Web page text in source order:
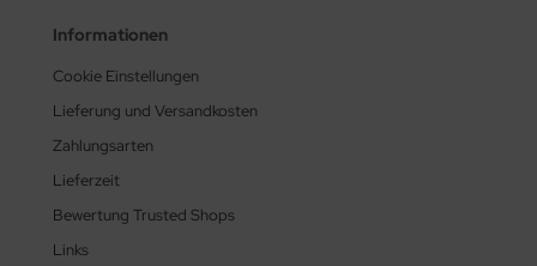
Informationen
Cookie Einstellungen
Lieferung und Versandkosten
Zahlungsarten
Lieferzeit
Bewertung Trusted Shops
Links